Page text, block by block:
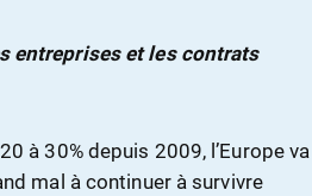
entreprises et les contrats
à 30% depuis 2009, l’Europe va
mal à continuer à survivre